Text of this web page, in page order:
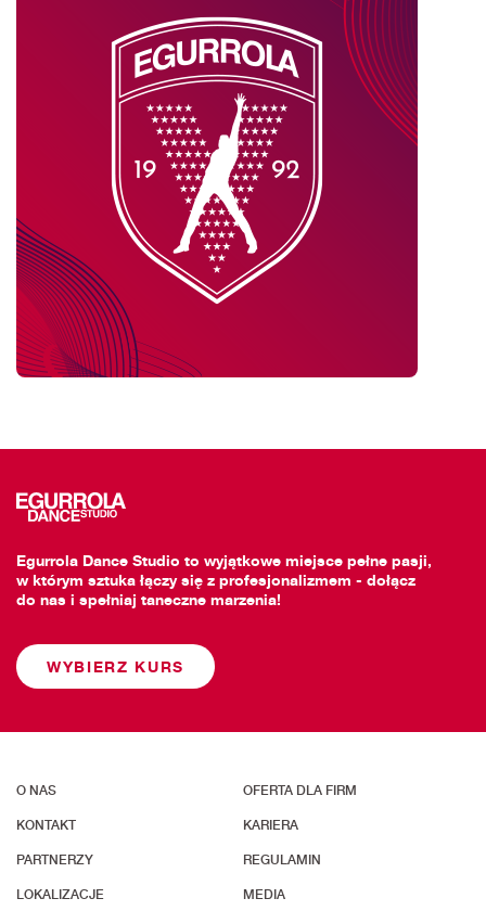
Egurrola Dance Studio to wyjątkowe miejsce pełne pasji,
w którym sztuka łączy się z profesjonalizmem - dołącz
do nas i spełniaj taneczne marzenia!
WYBIERZ KURS
O NAS OFERTA DLA FIRM
KONTAKT KARIERA
PARTNERZY REGULAMIN
LOKALIZACJE MEDIA